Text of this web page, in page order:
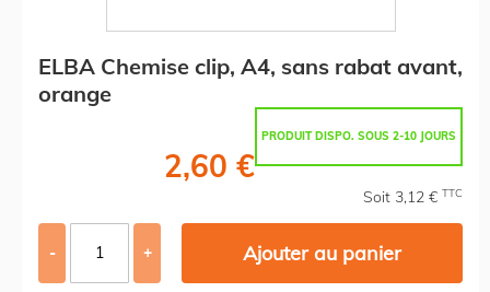
ELBA Chemise clip, A4, sans rabat avant,
orange
PRODUIT DISPO. SOUS 2-10 JOURS
2,60 €
Soit 3,12 € TTC
- + Ajouter au panier